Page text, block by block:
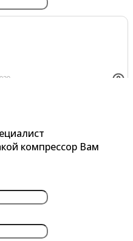
данных
компрессор Вам